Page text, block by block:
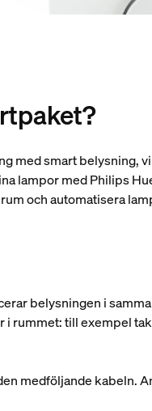
med smart belysning,
lampor med Philips
och automatisera
belysningen i
i rummet: till exempel
medföljande kabeln.